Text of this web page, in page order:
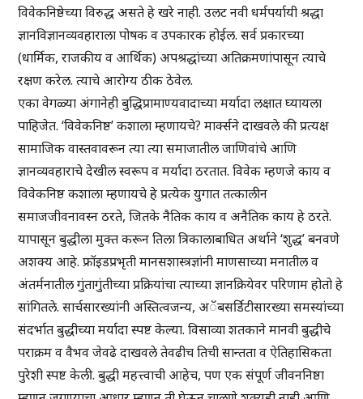
विवेकनिष्ठेच्या विरुद्ध असते हे खरे नाही. उलट नवी धर्मपर्यायी श्रद्धा
ज्ञानविज्ञानव्यवहाराला पोषक व उपकारक होईल. सर्व प्रकारच्या
(धार्मिक, राजकीय व आर्थिक) अपश्रद्धांच्या अतिक्रमणांपासून त्याचे
रक्षण करेल. त्याचे आरोग्य ठीक ठेवेल.
एका वेगळ्या अंगानेही बुद्धिप्रामाण्यवादाच्या मर्यादा लक्षात घ्यायला
पाहिजेत. ‘विवेकनिष्ठ’ कशाला म्हणायचे? मार्क्सने दाखवले की प्रत्यक्ष
सामाजिक वास्तवावरून त्या त्या समाजातील जाणिवांचे आणि
ज्ञानव्यवहाराचे देखील स्वरूप व मर्यादा ठरतात. विवेक म्हणजे काय व
विवेकनिष्ठ कशाला म्हणायचे हे प्रत्येक युगात तत्कालीन
समाजजीवनावस्न ठरते, जितके नैतिक काय व अनैतिक काय हे ठरते.
यापासून बुद्धीला मुक्त करून तिला त्रिकालाबाधित अर्थाने ‘शुद्ध’ बनवणे
अशक्य आहे. फ्रॉइडप्रभृती मानसशास्त्रज्ञांनी माणसाच्या मनातील व
अंतर्मनातील गुंतागुंतीच्या प्रक्रियांचा त्याच्या ज्ञानक्रियेवर परिणाम होतो हे
सांगितले. सार्चसारख्यांनी अस्तित्वजन्य, अॅबसर्डिटीसारख्या समस्यांच्या
संदर्भात बुद्धीच्या मर्यादा स्पष्ट केल्या. विसाव्या शतकाने मानवी बुद्धीचे
पराक्रम व वैभव जेवढे दाखवले तेवढीच तिची सान्तता व ऐतिहासिकता
पुरेशी स्पष्ट केली. बुद्धी महत्त्वाची आहेच, पण एक संपूर्ण जीवननिष्ठा